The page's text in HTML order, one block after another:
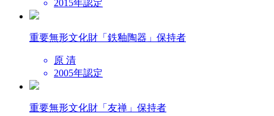
2015年認定
重要無形文化財 「鉄釉陶器」保持者
原 清
2005年認定
重要無形文化財 「友禅」保持者